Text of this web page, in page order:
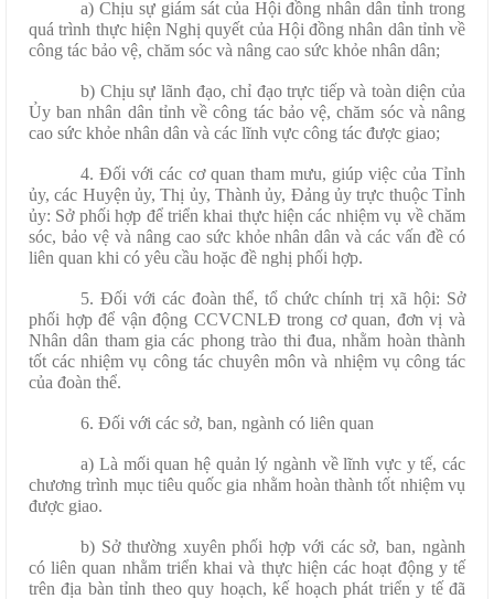
a) Chịu sự giám sát của Hội đồng nhân dân tỉnh trong
quá trình thực hiện Nghị quyết của Hội đồng nhân dân tỉnh về
công tác bảo vệ, chăm sóc và nâng cao sức khỏe nhân dân;
b) Chịu sự lãnh đạo, chỉ đạo trực tiếp và toàn diện của
Ủy ban nhân dân tỉnh về công tác bảo vệ, chăm sóc và nâng
cao sức khỏe nhân dân và các lĩnh vực công tác được giao;
4. Đối với các cơ quan tham mưu, giúp việc của Tỉnh
ủy, các Huyện ủy, Thị ủy, Thành ủy, Đảng ủy trực thuộc Tỉnh
ủy: Sở phối hợp để triển khai thực hiện các nhiệm vụ về chăm
sóc, bảo vệ và nâng cao sức khỏe nhân dân và các vấn đề có
liên quan khi có yêu cầu hoặc đề nghị phối hợp.
5. Đối với các đoàn thể, tổ chức chính trị xã hội: Sở
phối hợp để vận động CCVCNLĐ trong cơ quan, đơn vị và
Nhân dân tham gia các phong trào thi đua, nhằm hoàn thành
tốt các nhiệm vụ công tác chuyên môn và nhiệm vụ công tác
của đoàn thể.
6. Đối với các sở, ban, ngành có liên quan
a) Là mối quan hệ quản lý ngành về lĩnh vực y tế, các
chương trình mục tiêu quốc gia nhằm hoàn thành tốt nhiệm vụ
được giao.
b) Sở thường xuyên phối hợp với các sở, ban, ngành
có liên quan nhằm triển khai và thực hiện các hoạt động y tế
trên địa bàn tỉnh theo quy hoạch, kế hoạch phát triển y tế đã